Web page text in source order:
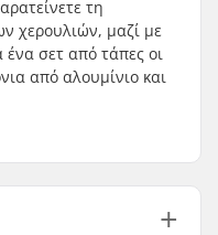
τη
χερουλιών, μαζί με
ένα σετ από τάπες οι
από αλουμίνιο και